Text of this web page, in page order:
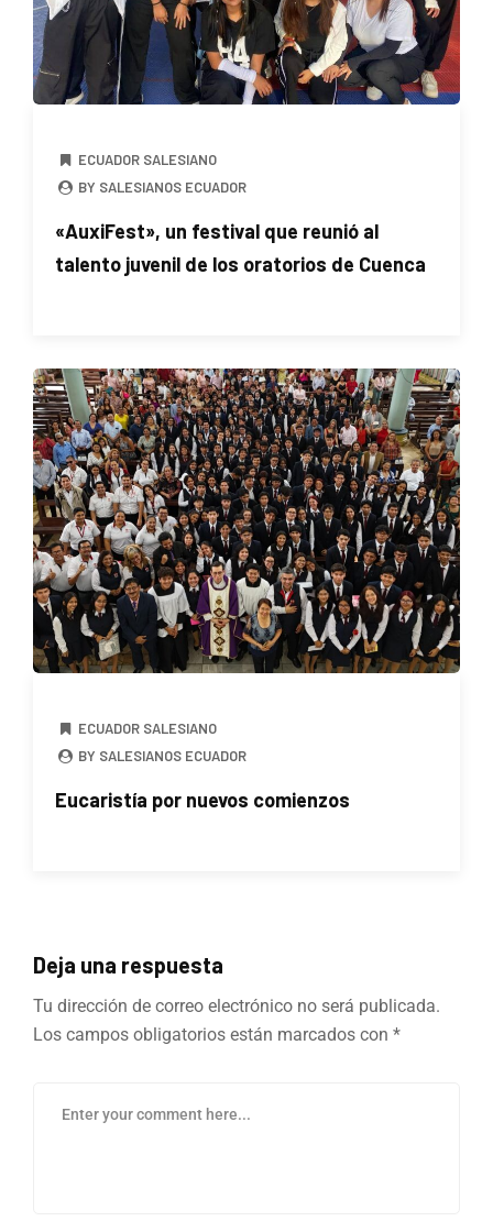
ECUADOR SALESIANO
BY SALESIANOS ECUADOR
«AuxiFest», un festival que reunió al
talento juvenil de los oratorios de Cuenca
ECUADOR SALESIANO
BY SALESIANOS ECUADOR
Eucaristía por nuevos comienzos
Deja una respuesta
Tu dirección de correo electrónico no será publicada.
Los campos obligatorios están marcados con *